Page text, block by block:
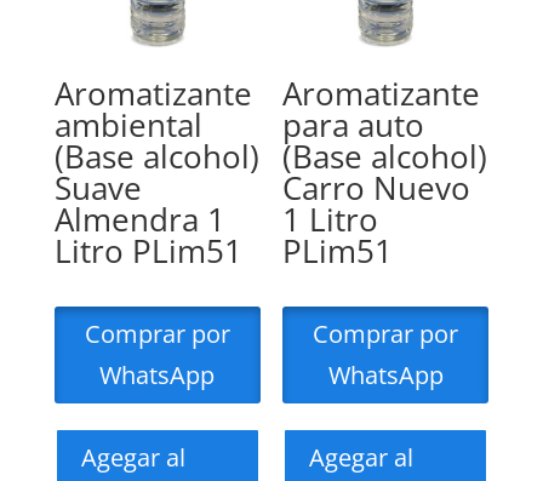
Aromatizante
ambiental
(Base alcohol)
Suave
Almendra 1
Litro PLim51
Comprar por
WhatsApp
Agegar al
Aromatizante
para auto
(Base alcohol)
Carro Nuevo
1 Litro
PLim51
Comprar por
WhatsApp
Agegar al